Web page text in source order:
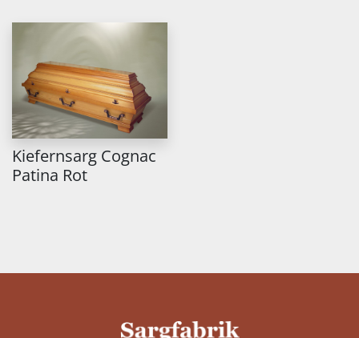
Kiefernsarg Cognac
Patina Rot